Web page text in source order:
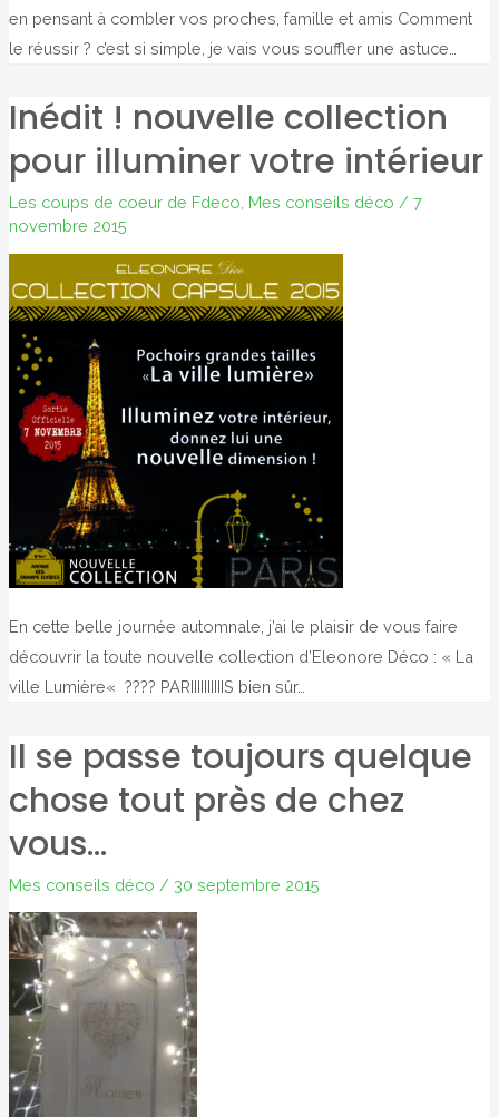
en pensant à combler vos proches, famille et amis Comment
le réussir ? c’est si simple, je vais vous souffler une astuce…
Inédit ! nouvelle collection
pour illuminer votre intérieur
Les coups de coeur de Fdeco Mes conseils déco / 7
novembre 2015
En cette belle journée automnale, j’ai le plaisir de vous faire
découvrir la toute nouvelle collection d’Eleonore Déco : « La
ville Lumière« ???? PARIIIIIIIIIIS bien sûr…
Il se passe toujours quelque
chose tout près de chez
vous…
Mes conseils déco / 30 septembre 2015